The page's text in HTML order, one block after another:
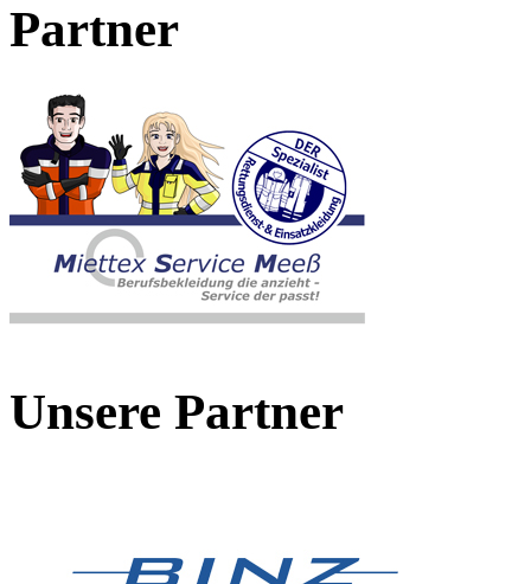
Partner
Unsere Partner